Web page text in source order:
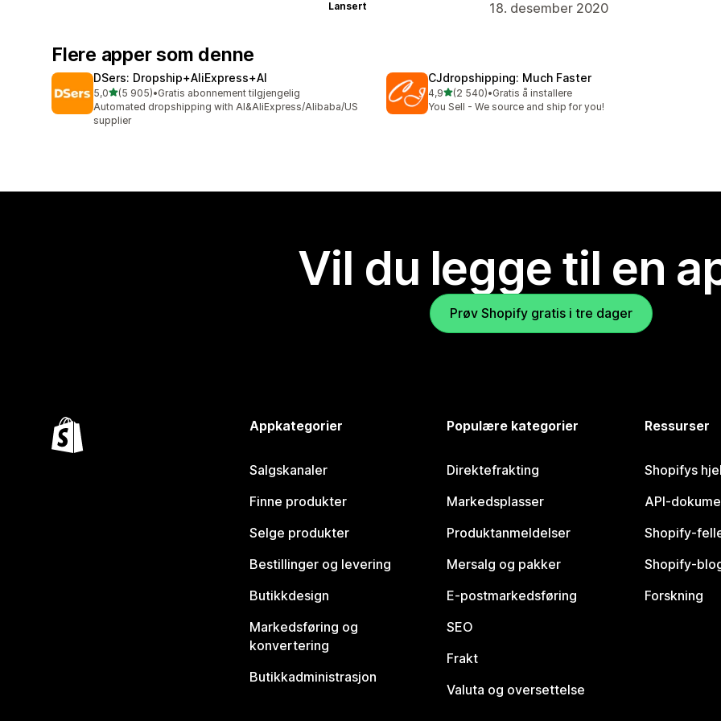
Lansert 18. desember 2020
Flere apper som denne
DSers: Dropship+AliExpress+AI
5,0av 5 stjerner
(5 905)
Totalt 5905 omtaler
•Gratis abonnement tilgjengelig
Automated dropshipping with AI&AliExpress/Alibaba/US
supplier
CJdropshipping: Much Faster
4,9av 5 stjerner
(2 540)
Totalt 2540 omtaler
•Gratis å installere
You Sell - We source and ship for you!
Vil du legge til en
Prøv Shopify gratis i tre dager
Appkategorier
Salgskanaler
Finne produkter
Selge produkter
Bestillinger og levering
Butikkdesign
Markedsføring og
konvertering
Butikkadministrasjon
Populære kategorier
Direktefrakting
Markedsplasser
Produktanmeldelser
Mersalg og pakker
E-postmarkedsføring
SEO
Frakt
Valuta og oversettelse
Ressurser
Shopifys
API-
Shopify-
Shopify-
Forskning